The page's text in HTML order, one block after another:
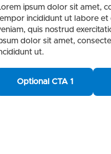
ipsum dolor sit amet,
incididunt ut labore et
quis nostrud
dolor sit amet,
ut.
Optional CTA 1